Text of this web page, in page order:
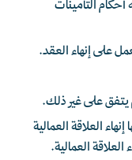
التأمينات
على إنهاء العقد.
يتفق على غير ذلك.
العلاقة العمالية
العمالية.